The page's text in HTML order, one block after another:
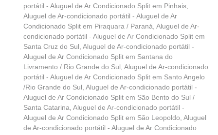
portátil - Aluguel de Ar Condicionado Split em Pinhais
Aluguel de Ar-condicionado portátil - Aluguel de Ar
Condicionado Split em Piraquara / Paraná Aluguel de Ar-
condicionado portátil - Aluguel de Ar Condicionado Split em
Santa Cruz do Sul Aluguel de Ar-condicionado portátil -
Aluguel de Ar Condicionado Split em Santana do
Livramento / Rio Grande do Sul Aluguel de Ar-condicionado
portátil - Aluguel de Ar Condicionado Split em Santo Angelo
/Rio Grande do Sul Aluguel de Ar-condicionado portátil -
Aluguel de Ar Condicionado Split em São Bento do Sul /
Santa Catarina Aluguel de Ar-condicionado portátil -
Aluguel de Ar Condicionado Split em São Leopoldo Aluguel
de Ar-condicionado portátil - Aluguel de Ar Condicionado